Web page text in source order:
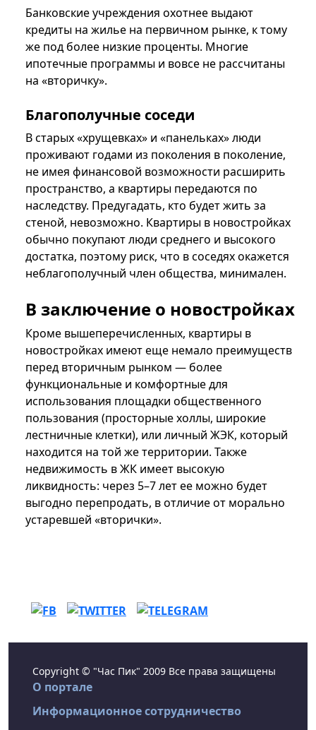
Банковские учреждения охотнее выдают
кредиты на жилье на первичном рынке, к тому
же под более низкие проценты. Многие
ипотечные программы и вовсе не рассчитаны
на «вторичку».
Благополучные соседи
В старых «хрущевках» и «панельках» люди
проживают годами из поколения в поколение,
не имея финансовой возможности расширить
пространство, а квартиры передаются по
наследству. Предугадать, кто будет жить за
стеной, невозможно. Квартиры в новостройках
обычно покупают люди среднего и высокого
достатка, поэтому риск, что в соседях окажется
неблагополучный член общества, минимален.
В заключение о новостройках
Кроме вышеперечисленных, квартиры в
новостройках имеют еще немало преимуществ
перед вторичным рынком — более
функциональные и комфортные для
использования площадки общественного
пользования (просторные холлы, широкие
лестничные клетки), или личный ЖЭК, который
находится на той же территории. Также
недвижимость в ЖК имеет высокую
ликвидность: через 5–7 лет ее можно будет
выгодно перепродать, в отличие от морально
устаревшей «вторички».
Copyright © "Час Пик" 2009 Все права защищены
О портале
Информационное сотрудничество